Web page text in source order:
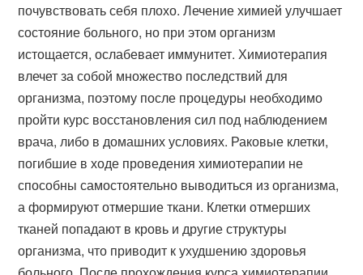
почувствовать себя плохо. Лечение химией улучшает
состояние больного, но при этом организм
истощается, ослабевает иммунитет. Химиотерапия
влечет за собой множество последствий для
организма, поэтому после процедуры необходимо
пройти курс восстановления сил под наблюдением
врача, либо в домашних условиях. Раковые клетки,
погибшие в ходе проведения химиотерапии не
способны самостоятельно выводиться из организма,
а формируют отмершие ткани. Клетки отмерших
тканей попадают в кровь и другие структуры
организма, что приводит к ухудшению здоровья